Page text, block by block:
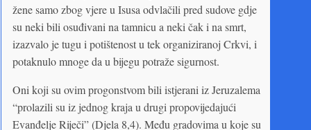
žene samo zbog vjere u Isusa odvlačili pred sudove gdje
su neki bili osuđivani na tamnicu a neki čak i na smrt,
izazvalo je tugu i potištenost u tek organiziranoj Crkvi, i
potaknulo mnoge da u bijegu potraže sigurnost.
Oni koji su ovim progonstvom bili istjerani iz Jeruzalema
“prolazili su iz jednog kraja u drugi propovijedajući
Evanđelje Riječi” (Djela 8,4). Među gradovima u koje su